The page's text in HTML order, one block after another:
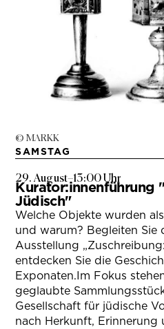
© MARKK
SAMSTAG
29. August–13:00 Uhr
Kurator:innenführung
Jüdisch"
Welche Objekte wurden
und warum? Begleiten
Ausstellung
entdecken Sie die
Exponaten.Im Fokus
geglaubte
Gesellschaft für jüdische
nach Herkunft, Erinnerung